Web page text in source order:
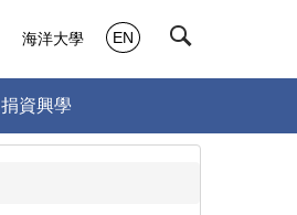
捐資興學
海洋大學 EN